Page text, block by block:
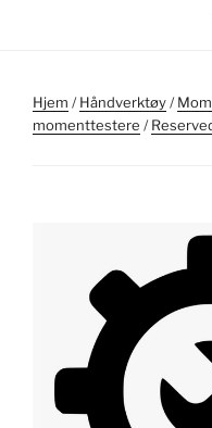
Hjem /Håndverktøy/
momenttestere /